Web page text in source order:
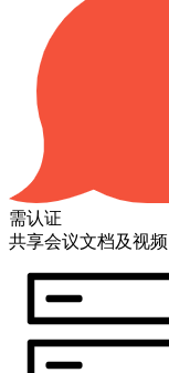
需认证
共享会议文档及视频